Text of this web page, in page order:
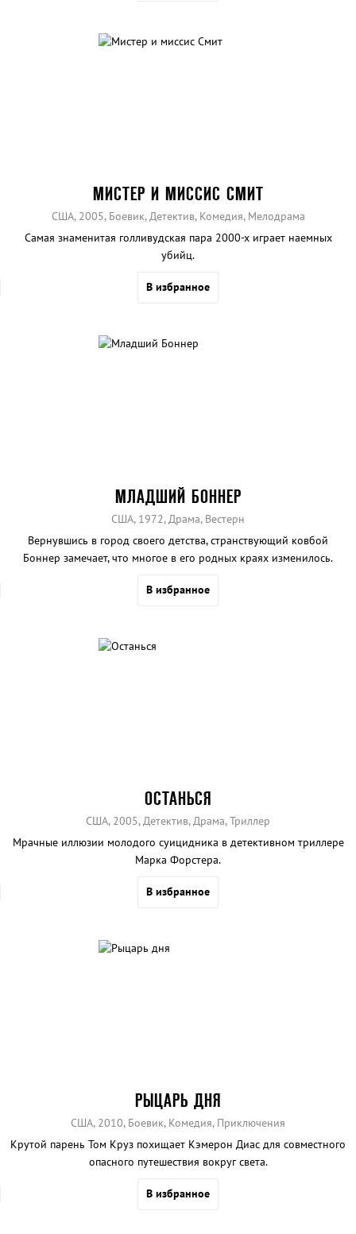
МИСТЕР И МИССИС СМИТ
США, 2005, Боевик, Детектив, Комедия, Мелодрама
Самая знаменитая голливудская пара 2000-х играет наемных
убийц.
В избранное
МЛАДШИЙ БОННЕР
США, 1972, Драма, Вестерн
Вернувшись в город своего детства, странствующий ковбой
Боннер замечает, что многое в его родных краях изменилось.
В избранное
ОСТАНЬСЯ
США, 2005, Детектив, Драма, Триллер
Мрачные иллюзии молодого суицидника в детективном триллере
Марка Форстера.
В избранное
РЫЦАРЬ ДНЯ
США, 2010, Боевик, Комедия, Приключения
Крутой парень Том Круз похищает Кэмерон Диас для совместного
опасного путешествия вокруг света.
В избранное